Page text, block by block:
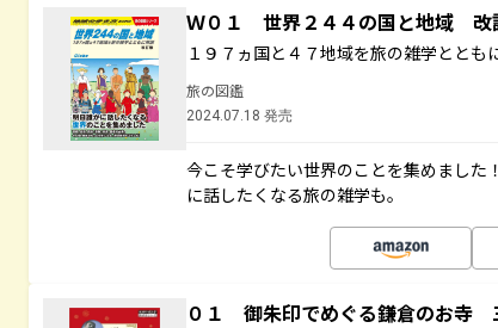
Ｗ０１ 世界２４４の国と地域 改
１９７ヵ国と４７地域を旅の雑学ととも
旅の図鑑
2024.07.18 発売
今こそ学びたい世界のことを集めました
に話したくなる旅の雑学も。
０１ 御朱印でめぐる鎌倉のお寺